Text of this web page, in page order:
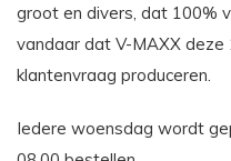
groot en divers, dat 100%
vandaar dat V-MAXX
klantenvraag produceren.
Iedere woensdag wordt